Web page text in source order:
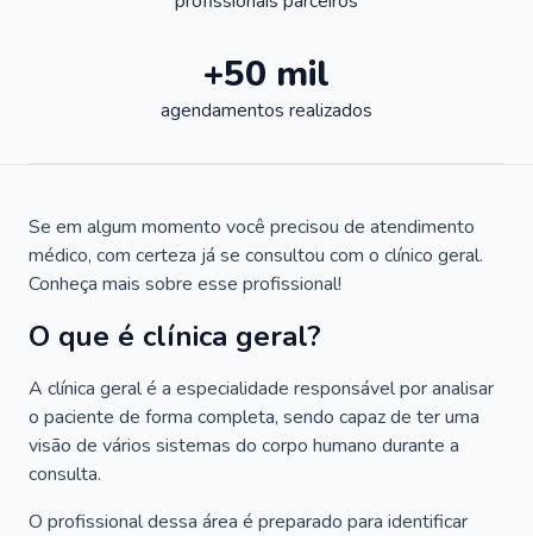
+50 mil
agendamentos realizados
Se em algum momento você precisou de atendimento
médico, com certeza já se consultou com o clínico geral.
Conheça mais sobre esse profissional!
O que é clínica geral?
A clínica geral é a especialidade responsável por analisar
o paciente de forma completa, sendo capaz de ter uma
visão de vários sistemas do corpo humano durante a
consulta.
O profissional dessa área é preparado para identificar